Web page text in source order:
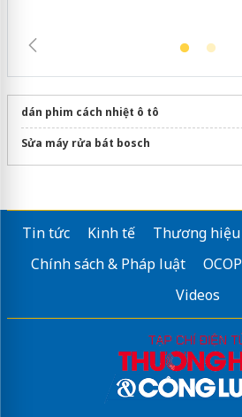
dán phim cách nhiệt ô tô
Sửa máy rửa bát bosch
Tin tức Kinh tế Thương hiệu
Chính sách & Pháp luật
OCOP
Videos